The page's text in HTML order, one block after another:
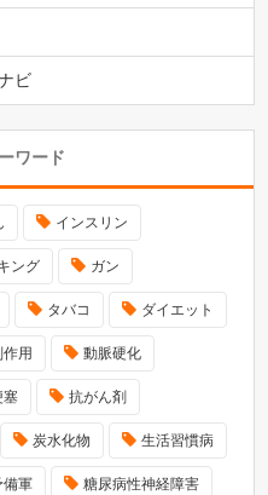
ビ
ワード
インスリン
ング ガン
タバコ ダイエット
作用 動脈硬化
塞 抗がん剤
炭水化物 生活習慣病
備軍 糖尿病性神経障害